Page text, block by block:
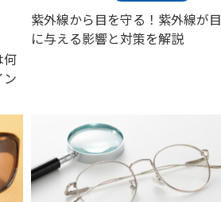
何
紫外線から目を守る！紫外線が目
に与える影響と対策を解説